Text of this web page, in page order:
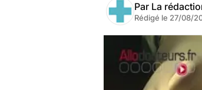
Par La
Rédigé le 27/08/